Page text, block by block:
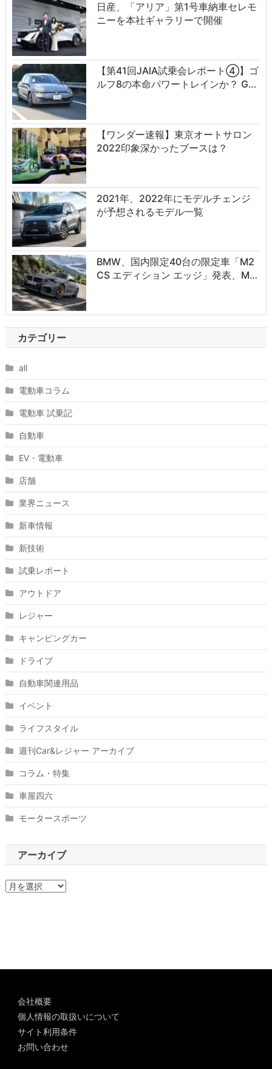
日産、「アリア」第1号車納車セレモ
ニーを本社ギャラリーで開催
【第41回JAIA試乗会レポート④】ゴ
ルフ8の本命パワートレインか？ G…
【ワンダー速報】東京オートサロン
2022印象深かったブースは？
2021年、2022年にモデルチェンジ
が予想されるモデル一覧
BMW、国内限定40台の限定車「M2
CS エディション エッジ」発表、M…
カテゴリー
all
電動車コラム
電動車 試乗記
自動車
EV・電動車
店舗
業界ニュース
新車情報
新技術
試乗レポート
アウトドア
レジャー
キャンピングカー
ドライブ
自動車関連用品
イベント
ライフスタイル
週刊Car&レジャー アーカイブ
コラム・特集
車屋四六
モータースポーツ
アーカイブ
ア
会社概要
個人情報の取扱いについて
サイト利用条件
お問い合わせ